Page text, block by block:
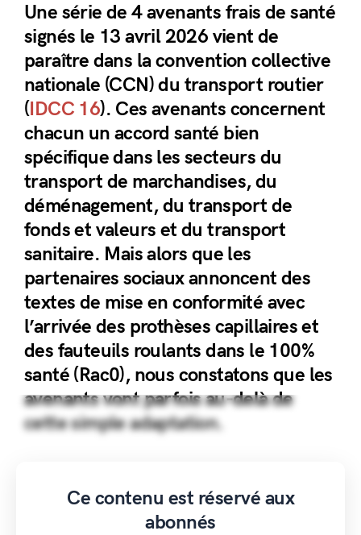
Une série de 4 avenants frais de santé
signés le 13 avril 2026 vient de
paraître dans la convention collective
nationale (CCN) du transport routier
(IDCC 16). Ces avenants concernent
chacun un accord santé bien
spécifique dans les secteurs du
transport de marchandises, du
déménagement, du transport de
fonds et valeurs et du transport
sanitaire. Mais alors que les
partenaires sociaux annoncent des
textes de mise en conformité avec
l’arrivée des prothèses capillaires et
des fauteuils roulants dans le 100%
santé (Rac0), nous constatons que les
avenants vont parfois au-delà de
cette simple adaptation.
Ce contenu est réservé aux
abonnés